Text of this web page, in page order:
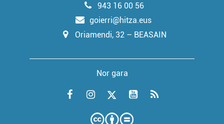
943 16 00 56
goierri@hitza.eus
Oriamendi, 32 – BEASAIN
Nor gara